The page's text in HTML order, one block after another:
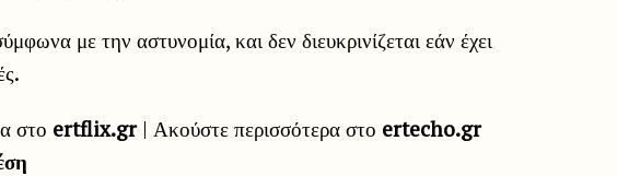
με την αστυνομία, και δεν διευκρινίζεται εάν έχει
στο ertflix.gr| Ακούστε περισσότερα στο ertecho.gr